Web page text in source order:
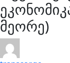
მეორე)